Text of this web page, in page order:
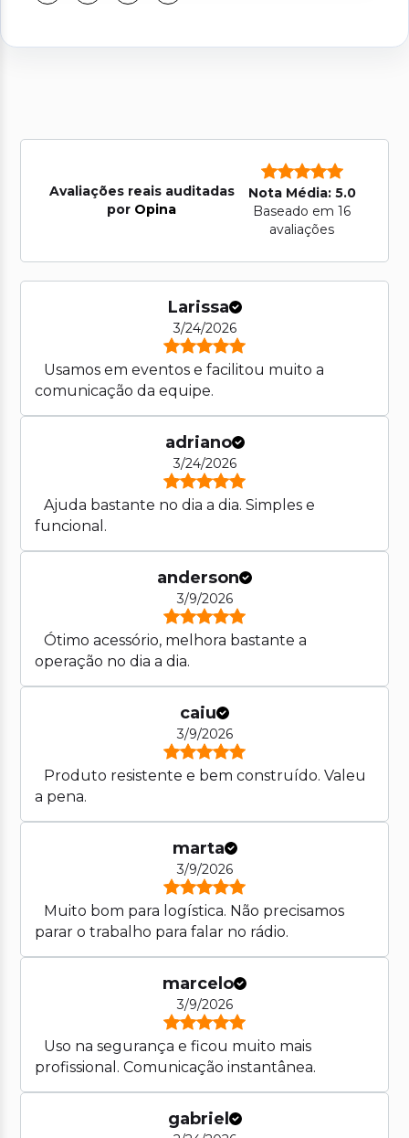
Avaliações reais auditadas
por Opina
Nota Média: 5.0
Baseado em 16
avaliações
Larissa
3/24/2026
Usamos em eventos e facilitou muito a
comunicação da equipe.
adriano
3/24/2026
Ajuda bastante no dia a dia. Simples e
funcional.
anderson
3/9/2026
Ótimo acessório, melhora bastante a
operação no dia a dia.
caiu
3/9/2026
Produto resistente e bem construído. Valeu
a pena.
marta
3/9/2026
Muito bom para logística. Não precisamos
parar o trabalho para falar no rádio.
marcelo
3/9/2026
Uso na segurança e ficou muito mais
profissional. Comunicação instantânea.
gabriel